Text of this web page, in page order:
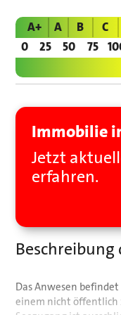
A+ A B C
0
25 50 75
Immobilie
Jetzt
erfahren.
Beschreibung
Das Anwesen
einem nicht öffentlich